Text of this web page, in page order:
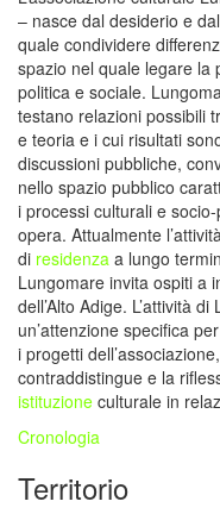
– nasce dal desiderio e
quale condividere
spazio nel quale legare la
politica e sociale.
testano relazioni possibili
e teoria e i cui risultati
discussioni pubbliche,
nello spazio pubblico
i processi culturali e
opera. Attualmente
di residenza a lungo
Lungomare invita ospiti a
dell’Alto Adige. L’attività
un’attenzione specifica
i progetti
contraddistingue e la
istituzione culturale in
Cronologia
Territorio